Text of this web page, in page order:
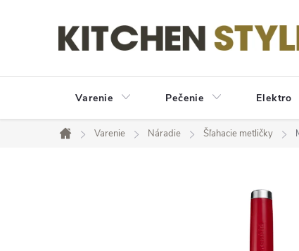
Varenie Pečenie Elektro
Domov
Varenie Náradie Šľahacie metličky